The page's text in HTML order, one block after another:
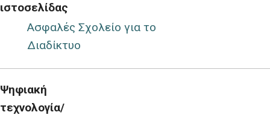
ιστοσελίδας
Ασφαλές Σχολείο για το
Διαδίκτυο
Ψηφιακή
τεχνολογία/